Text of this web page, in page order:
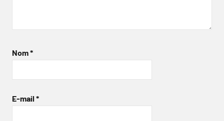
Nom*
E-mail *